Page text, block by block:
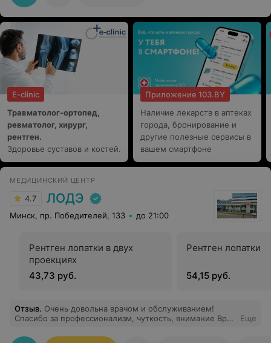
профессионализм.
E-clinic
Травматолог-ортопед,
ревматолог, хирург,
рентген.
Здоровье суставов и костей.
Приложение 103.BY
Наличие лекарств в аптеках
города, бронирование и
другие полезные сервисы в
вашем смартфоне
МЕДИЦИНСКИЙ ЦЕНТР
4.7 ЛОДЭ
Минск, пр. Победителей, 133 до 21:00
Рентген лопатки в двух
проекциях
43,73 руб.
Рентген лопатки
54,15 руб.
Отзыв. Очень довольна врачом и обслуживанием!
Спасибо за профессионализм, чуткость, внимание Врач
Еще